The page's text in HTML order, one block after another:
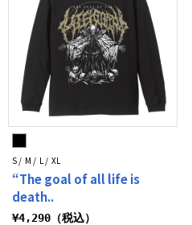
S / M / L / XL
“The goal of all life is
death..
¥4,290（税込）